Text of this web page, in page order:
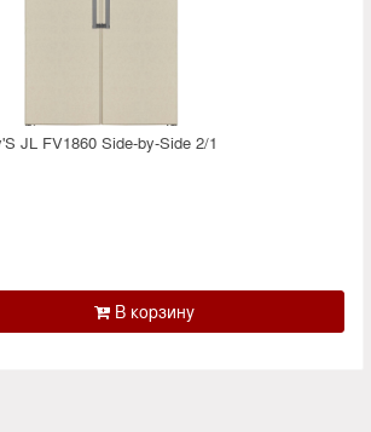
JL FV1860 Side-by-Side 2/1